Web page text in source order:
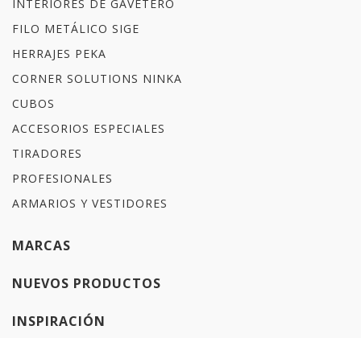
INTERIORES DE GAVETERO
FILO METÁLICO SIGE
HERRAJES PEKA
CORNER SOLUTIONS NINKA
CUBOS
ACCESORIOS ESPECIALES
TIRADORES
PROFESIONALES
ARMARIOS Y VESTIDORES
MARCAS
NUEVOS PRODUCTOS
INSPIRACIÓN